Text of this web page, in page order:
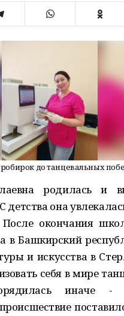
до танцевальных
родилась и
детства она
окончания
в Башкирский
и искусства в
себя в мире
иначе -